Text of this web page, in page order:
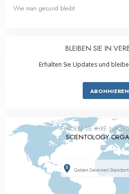
Wie man gesund bleibt
BLEIBEN SIE IN
Erhalten Sie Updates und
ABONNIEREN
FINDEN SIE IHRE
SCIENTOLOGY